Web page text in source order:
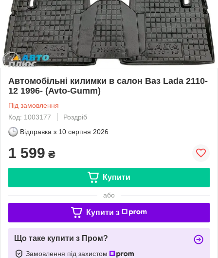
Автомобільні килимки в салон Ваз Lada 2110-
12 1996- (Avto-Gumm)
Під замовлення
Код: 1003177
Роздріб
Відправка з 10 серпня 2026
1 599 ₴
Купити
або
Купити з
Що таке купити з Пром?
Замовлення під захистом